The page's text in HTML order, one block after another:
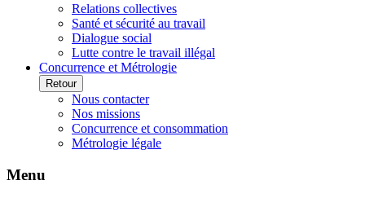
Relations collectives
Santé et sécurité au travail
Dialogue social
Lutte contre le travail illégal
Concurrence et Métrologie
Retour
Nous contacter
Nos missions
Concurrence et consommation
Métrologie légale
Menu